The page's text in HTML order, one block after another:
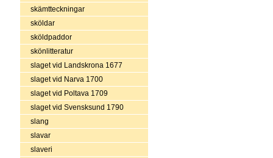
skämtteckningar
sköldar
sköldpaddor
skönlitteratur
slaget vid Landskrona 1677
slaget vid Narva 1700
slaget vid Poltava 1709
slaget vid Svensksund 1790
slang
slavar
slaveri